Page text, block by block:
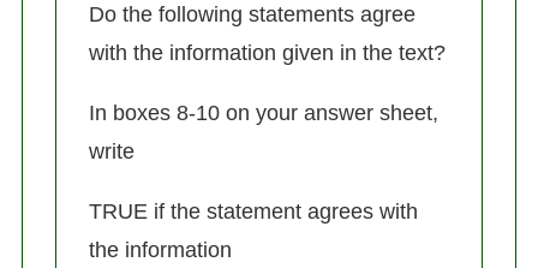
Do the following statements agree
with the information given in the text?
In boxes 8-10 on your answer sheet,
write
TRUE if the statement agrees with
the information